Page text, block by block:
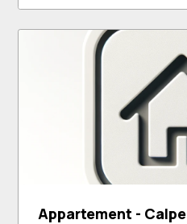
Appartement - Calpe